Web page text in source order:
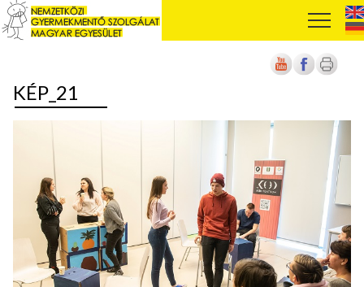
KÉP_21